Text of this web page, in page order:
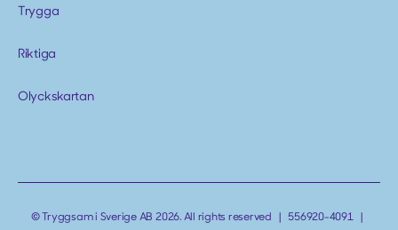
Trygga
Riktiga
Olyckskartan
© Tryggsam i Sverige AB 2026. All rights reserved | 556920-4091 |